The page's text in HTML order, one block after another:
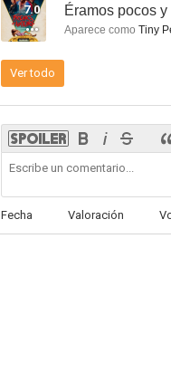
7.0 Éramos pocos
Aparece como Tiny
Ver todo
Fecha Valoración